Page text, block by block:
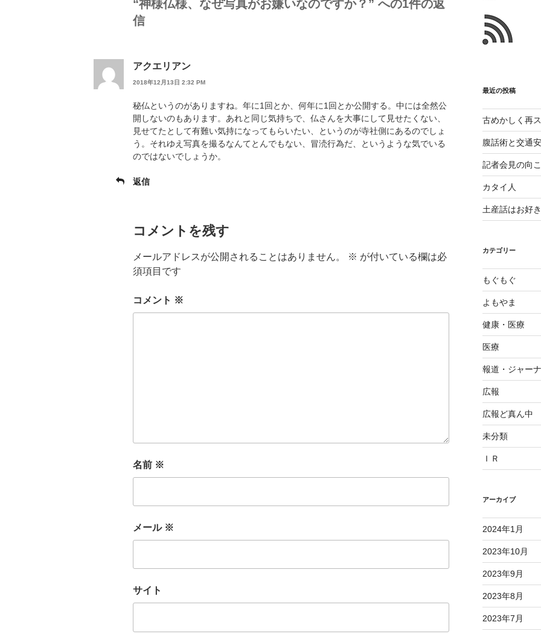
“神様仏様、なぜ写真がお嫌いなのですか？” への1件の返
信
アクエリアン
2018年12月13日 2:32 PM
秘仏というのがありますね。年に1回とか、何年に1回とか公開する。中には全然公
開しないのもあります。あれと同じ気持ちで、仏さんを大事にして見せたくない、
見せてたとして有難い気持になってもらいたい、というのが寺社側にあるのでしょ
う。それゆえ写真を撮るなんてとんでもない、冒涜行為だ、というような気でいる
のではないでしょうか。
返信
コメントを残す
メールアドレスが公開されることはありません。 ※ が付いている欄は必
須項目です
コメント ※
名前 ※
メール ※
サイト
こ
と
最近の投稿
古めかしく再
腹話術と交通
記者会見の向
カタイ人
土産話はお好
カテゴリー
もぐもぐ
よもやま
健康・医療
医療
報道・ジャー
広報
広報ど真ん中
未分類
ＩＲ
アーカイブ
2024年1月
2023年10月
2023年9月
2023年8月
2023年7月